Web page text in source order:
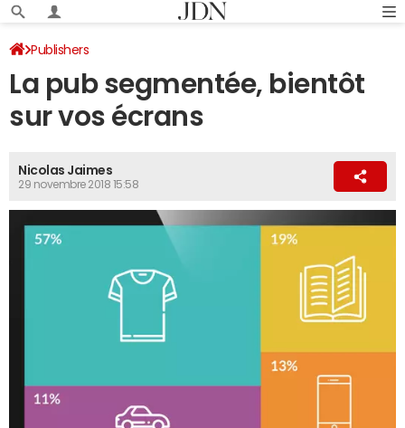
Publishers
La pub segmentée, bientôt
sur vos écrans
Nicolas Jaimes
29 novembre 2018 15:58